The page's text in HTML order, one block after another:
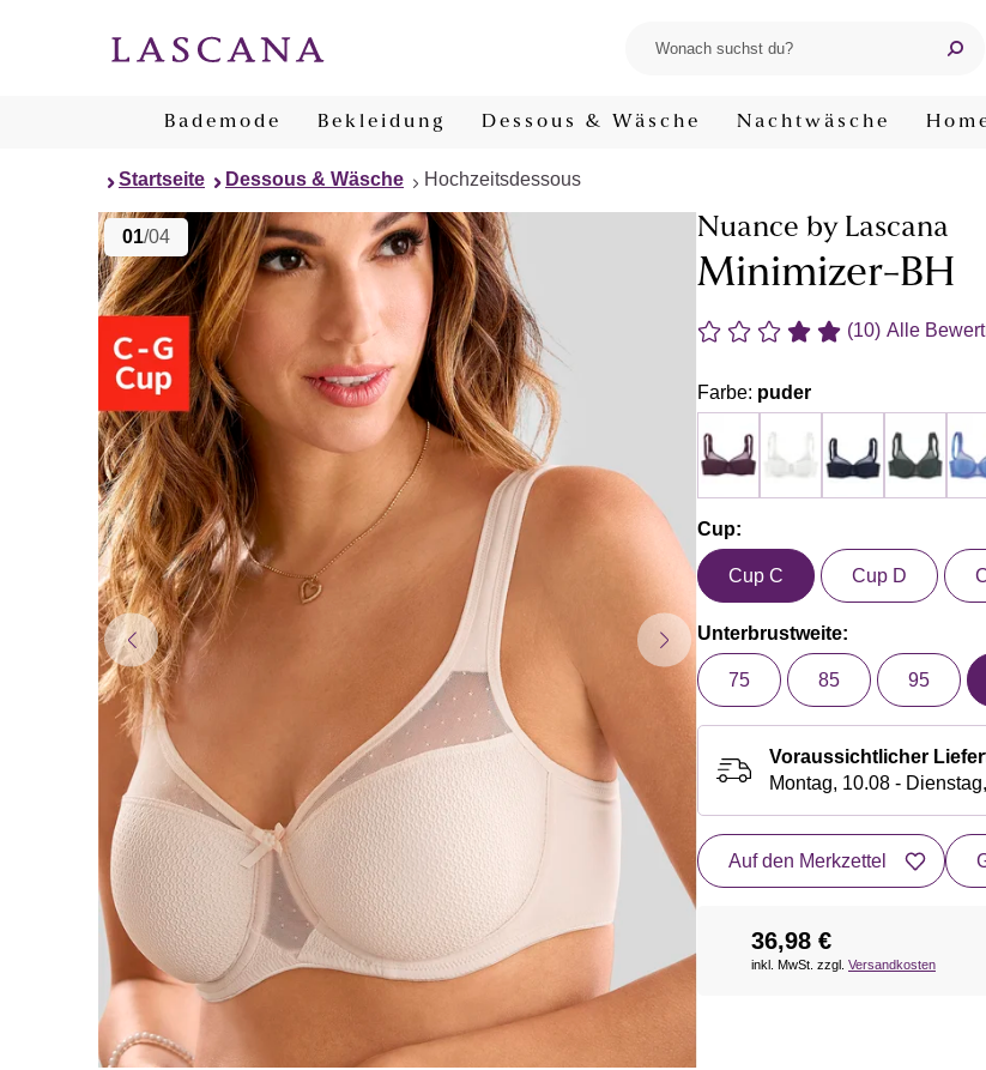
Bademode Bekleidung Dessous & Wäsche Nachtwäsche
Startseite Dessous & Wäsche Hochzeitsdessous
01/04 Nuance by Lascana
Minimizer-BH
(10) Alle
Farbe: puder
Cup:
Cup C Cup D
Unterbrustweite:
75 85 95
Voraussichtlicher
Montag, 10.08 -
Auf den Merkzettel
36,98 €
inkl. MwSt. zzgl. Versandkosten